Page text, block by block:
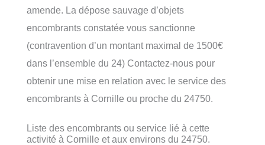
amende. La dépose sauvage d’objets
encombrants constatée vous sanctionne
(contravention d’un montant maximal de 1500€
dans l’ensemble du 24) Contactez-nous pour
obtenir une mise en relation avec le service des
encombrants à Cornille ou proche du 24750.
Liste des encombrants ou service lié à cette
activité à Cornille et aux environs du 24750.